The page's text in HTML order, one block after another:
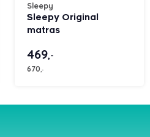
Sleepy
Sleepy Original
matras
469,-
670,-